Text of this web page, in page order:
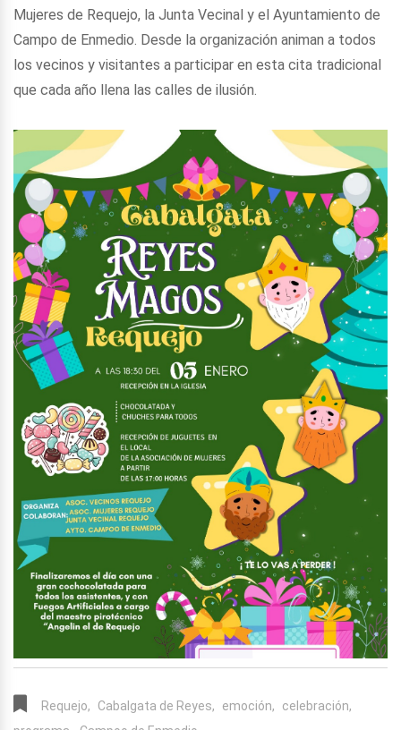
Mujeres de Requejo, la Junta Vecinal y el Ayuntamiento de
Campo de Enmedio. Desde la organización animan a todos
los vecinos y visitantes a participar en esta cita tradicional
que cada año llena las calles de ilusión.
Requejo, Cabalgata de Reyes, emoción,
celebración,